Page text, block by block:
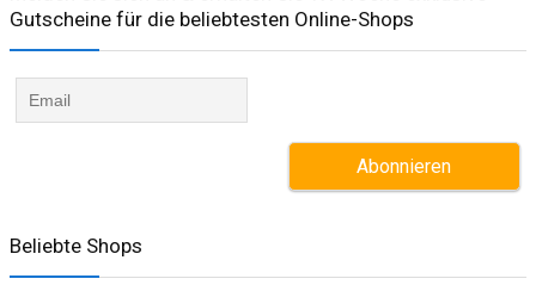
Gutscheine für die beliebtesten Online-Shops​
Beliebte Shops